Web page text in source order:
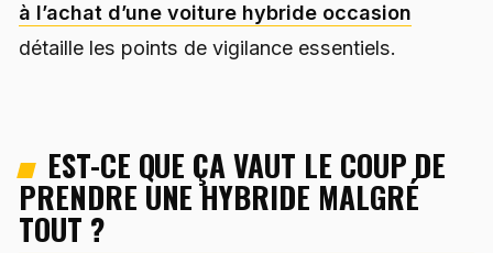
à l’achat d’une voiture hybride occasion
détaille les points de vigilance essentiels.
EST-CE QUE ÇA VAUT LE COUP DE
PRENDRE UNE HYBRIDE MALGRÉ
TOUT ?